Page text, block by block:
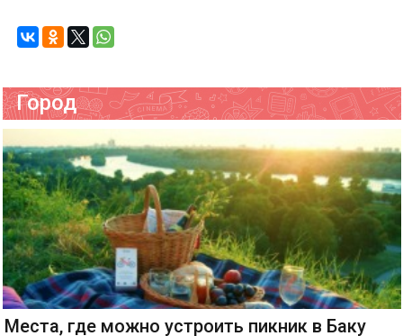
Город
Места, где можно устроить пикник в Баку